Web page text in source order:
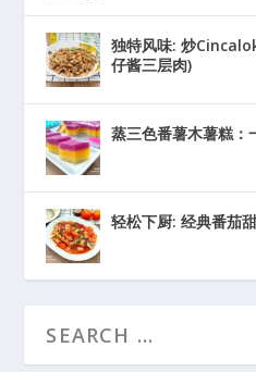
独特风味: 炒
仔酱三层肉)
蒸三色番薯木薯糕：
轻松下厨: 经典番茄